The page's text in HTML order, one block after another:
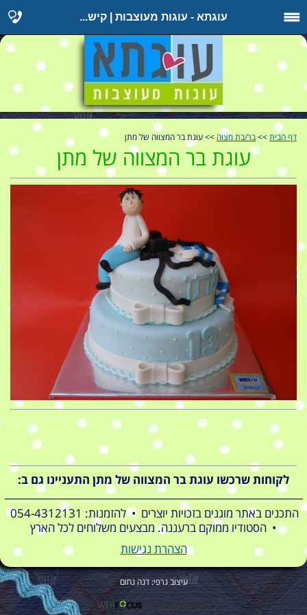
עוגתא - עוגות מעוצבות | קיש...
דף הבית >> בר/בת מצוה >> עוגת בר המצווה של מתן
עוגת בר המצווה של מתן
לקוחות שרכשו עוגת בר המצווה של מתן התעניינו גם ב:
התכנים באתר מוגנים בזכויות יוצרים • להזמנות: 054-4312131
• הסטודיו ממוקם ברעננה. מבצעים משלוחים לכל הארץ
הצהרת נגישות
עיצוב גרפי: דנה נחום
הקמת אתרים